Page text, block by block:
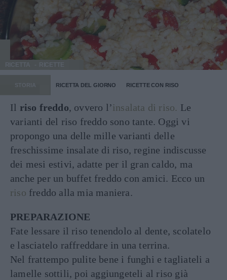
RICETTA
STORIA RICETTA DEL GIORNO RICETTE CON RISO
Il riso freddo, ovvero l’insalata di riso. Le
varianti del riso freddo sono tante. Oggi vi
propongo una delle mille varianti delle
freschissime insalate di riso, regine indiscusse
dei mesi estivi, adatte per il gran caldo, ma
anche per un buffet freddo con amici. Ecco un
riso freddo alla mia maniera.
PREPARAZIONE
Fate lessare il riso tenendolo al dente, scolatelo
e lasciatelo raffreddare in una terrina.
Nel frattempo pulite bene i funghi e tagliateli a
lamelle sottili, poi aggiungeteli al riso già